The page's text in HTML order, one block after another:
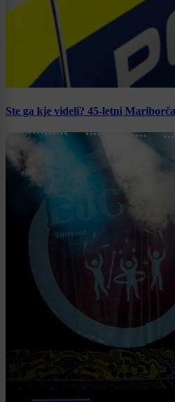
Ste ga kje videli? 45-letni